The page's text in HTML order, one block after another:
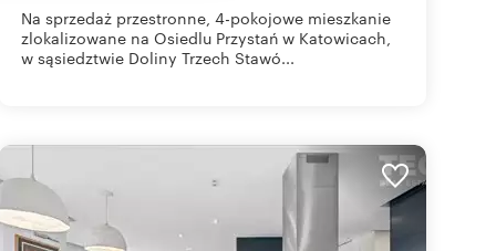
Na sprzedaż przestronne, 4-pokojowe mieszkanie
zlokalizowane na Osiedlu Przystań w Katowicach,
w sąsiedztwie Doliny Trzech Stawó...